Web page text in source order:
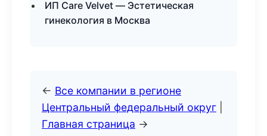
ИП Care Velvet — Эстетическая
гинекология в Москва
← Все компании в регионе
Центральный федеральный округ
Главная страница →